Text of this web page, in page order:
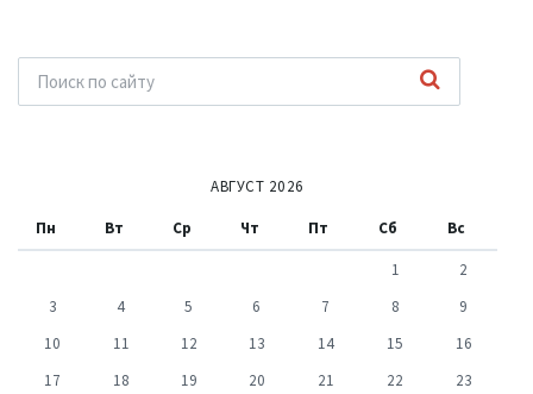
АВГУСТ 2026
Пн Вт Ср Чт Пт Сб Вс
1
2
3
4 5 6 7 8
9
10
11 12 13 14 15
16
17
18 19 20 21 22
23